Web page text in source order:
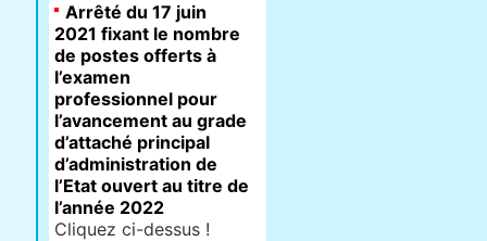
Arrêté du 17 juin
2021 fixant le nombre
de postes offerts à
l’examen
professionnel pour
l’avancement au grade
d’attaché principal
d’administration de
l’Etat ouvert au titre de
l’année 2022
Cliquez ci-dessus !